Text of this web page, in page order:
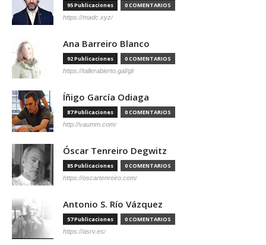
95 Publicaciones 0 COMENTARIOS
https://madc.xyz/
Ana Barreiro Blanco
92 Publicaciones 0 COMENTARIOS
https://tallerabierto.gal/gl/
Íñigo García Odiaga
87 Publicaciones 0 COMENTARIOS
http://vaumm.com/
Óscar Tenreiro Degwitz
85 Publicaciones 0 COMENTARIOS
https://oscartenreiro.com/
Antonio S. Río Vázquez
57 Publicaciones 0 COMENTARIOS
https://asrv.es/